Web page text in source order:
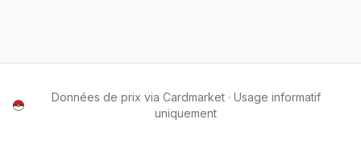
Données de prix via Cardmarket · Usage informatif
uniquement